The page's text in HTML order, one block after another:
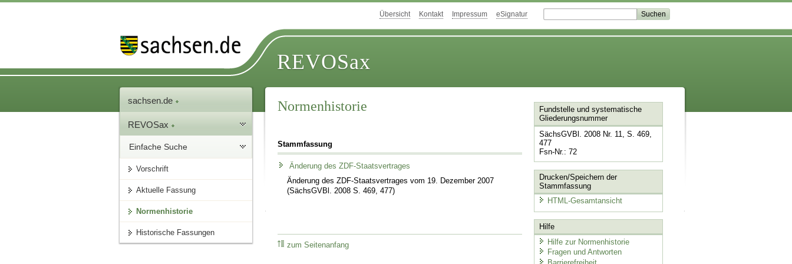
Übersicht Kontakt Impressum eSignatur
REVOSax
sachsen.de
REVOSax
Einfache Suche
Vorschrift
Aktuelle Fassung
Normenhistorie
Historische Fassungen
Normenhistorie
Stammfassung
Änderung des ZDF-Staatsvertrages
Änderung des ZDF-Staatsvertrages vom 19. Dezember 2007
(SächsGVBl. 2008 S. 469, 477)
zum Seitenanfang
Fundstelle und systematische
Gliederungsnummer
SächsGVBl. 2008 Nr. 11, S. 469,
477
Fsn-Nr.: 72
Drucken/Speichern der
Stammfassung
HTML-Gesamtansicht
Hilfe
Hilfe zur Normenhistorie
Fragen und Antworten